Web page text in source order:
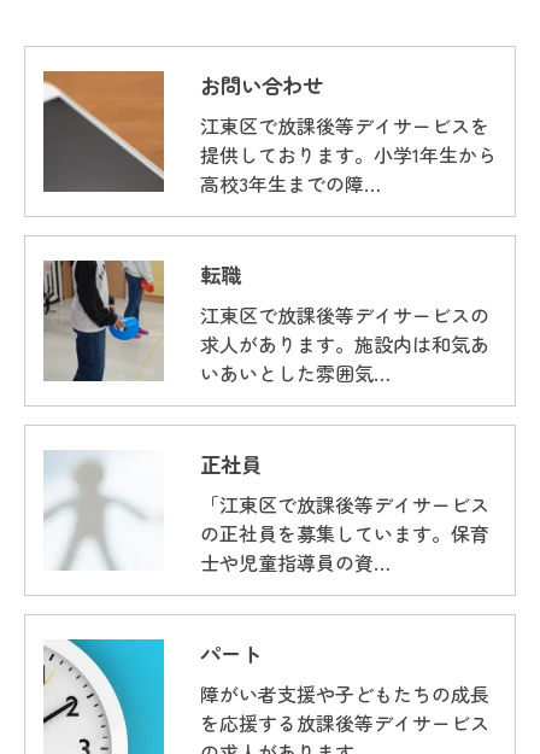
お問い合わせ
江東区で放課後等デイサービスを
提供しております。小学1年生から
高校3年生までの障…
転職
江東区で放課後等デイサービスの
求人があります。施設内は和気あ
いあいとした雰囲気…
正社員
「江東区で放課後等デイサービス
の正社員を募集しています。保育
士や児童指導員の資…
パート
障がい者支援や子どもたちの成長
を応援する放課後等デイサービス